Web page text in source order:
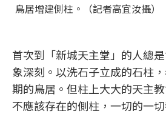
鳥居增建側柱。（記者高宜汝攝）
首次到「新城天主堂」的人總
象深刻。以洗石子立成的石柱
期的鳥居。但柱上大大的天主
不應該存在的側柱，一切的一